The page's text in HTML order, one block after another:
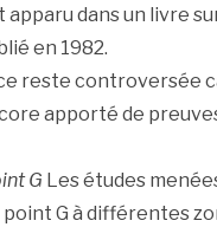
dans un livre
en 1982.
reste controversée
apporté de
G Les études
G à différentes